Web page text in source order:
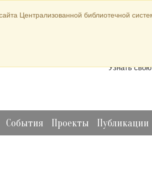
Узнать
События Проекты Публикации
Централизованной библиотечной